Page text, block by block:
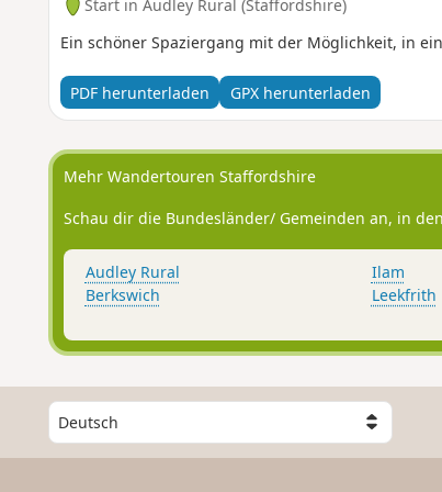
Start in Audley Rural (Staffordshire)
Ein schöner Spaziergang mit der Möglichkeit, in
PDF herunterladen GPX herunterladen
Mehr Wandertouren Staffordshire
Schau dir die Bundesländer/ Gemeinden an, in
Audley Rural
Berkswich
Ilam
Leekfrith
W
ä
h